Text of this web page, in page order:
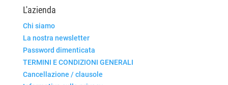
L'azienda
Chi siamo
La nostra newsletter
Password dimenticata
TERMINI E CONDIZIONI GENERALI
Cancellazione / clausole